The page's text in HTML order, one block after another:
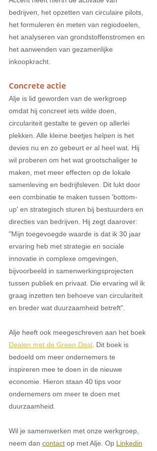
bedrijven, het opzetten van circulaire pilots,
het formuleren én meten van regiodoelen,
het analyseren van grondstoffenstromen en
het aanwenden van gezamenlijke
inkoopkracht.
Concrete actie
Alje is lid geworden van de werkgroep
omdat hij concreet iets wilde doen,
circulariteit gestalte te geven op allerlei
plekken. Alle kleine beetjes helpen is het
devies nu en zo gebeurt er al heel wat. Hij
wil proberen om het wat grootschaliger te
maken, met meer effecten op de lokale
samenleving en bedrijfsleven. Dit lukt door
een combinatie te maken tussen 'bottom-
up' en strategisch sturen bij bestuurders en
directies van bedrijven. Hij zegt daarover:
"Mijn toegevoegde waarde is dat ik 30 jaar
ervaring heb met strategie en sociale
innovatie in complexe omgevingen,
bijvoorbeeld in samenwerkingsprojecten
tussen publiek en privaat. Die ervaring wil ik
graag inzetten ten behoeve van circulariteit
en breder wat duurzaamheid betreft".
Alje heeft ook meegeschreven aan het boek
Dealen met de Green Deal. Dit boek is
bedoeld om meer ondernemers te
inspireren mee te doen in de nieuwe
economie. Hieron staan 40 tips voor
ondernemers om meer te doen met
duurzaamheid.
Wil je samenwerken met onze werkgroep,
neem dan contact op met Alje. Op Linkedin